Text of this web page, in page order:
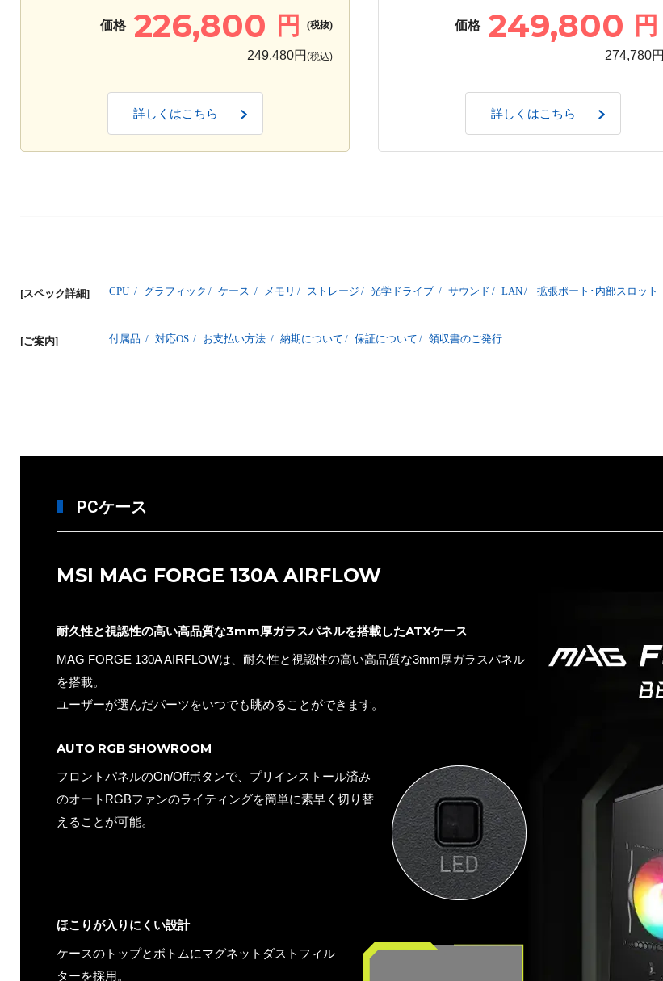
価格 226,800 円 (税抜)
249,480円 (税込)
詳しくはこちら
価格 249,800 円
274,780円
詳しくはこちら
[スペック詳細] CPU / グラフィック / ケース / メモリ / ストレージ / 光学ドライブ / サウンド / LAN/ 拡張ポート･内部スロット
[ご案内] 付属品 / 対応OS / お支払い方法 / 納期について / 保証について / 領収書のご発行
PCケース
MSI MAG FORGE 130A AIRFLOW
耐久性と視認性の高い高品質な3mm厚ガラスパネルを搭載したATXケース
MAG FORGE 130A AIRFLOWは、耐久性と視認性の高い高品質な3mm厚ガラスパネル
を搭載。
ユーザーが選んだパーツをいつでも眺めることができます。
AUTO RGB SHOWROOM
フロントパネルのOn/Offボタンで、プリインストール済み
のオートRGBファンのライティングを簡単に素早く切り替
えることが可能。
ほこりが入りにくい設計
ケースのトップとボトムにマグネットダストフィル
ターを採用。